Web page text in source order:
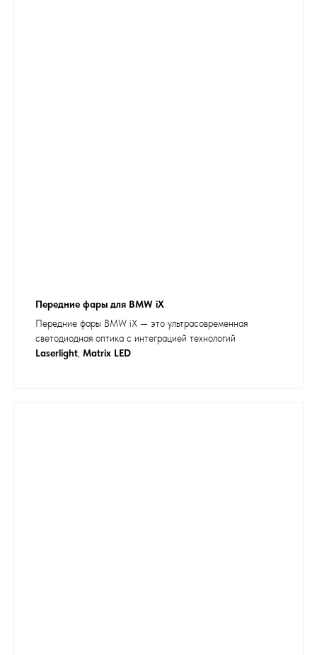
Передние фары для BMW iX
Передние фары BMW iX — это ультрасовременная
светодиодная оптика с интеграцией технологий
Laserlight, Matrix LED